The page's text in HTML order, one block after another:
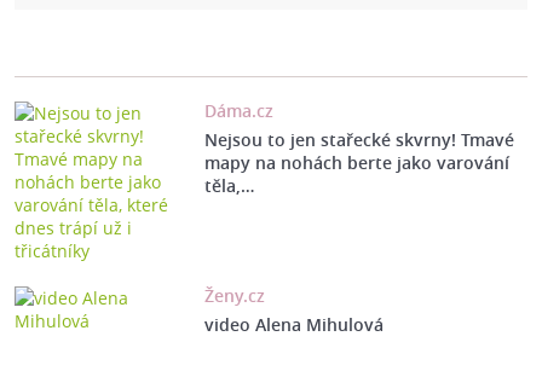
Dáma.cz
Nejsou to jen stařecké skvrny! Tmavé
mapy na nohách berte jako varování
těla,…
Ženy.cz
video Alena Mihulová